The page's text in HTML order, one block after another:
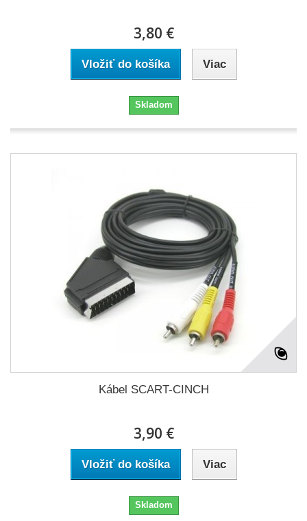
3,80 €
Vložiť do košíka Viac
Skladom
Kábel SCART-CINCH
3,90 €
Vložiť do košíka Viac
Skladom